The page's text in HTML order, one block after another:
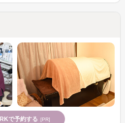
で予約する [PR]